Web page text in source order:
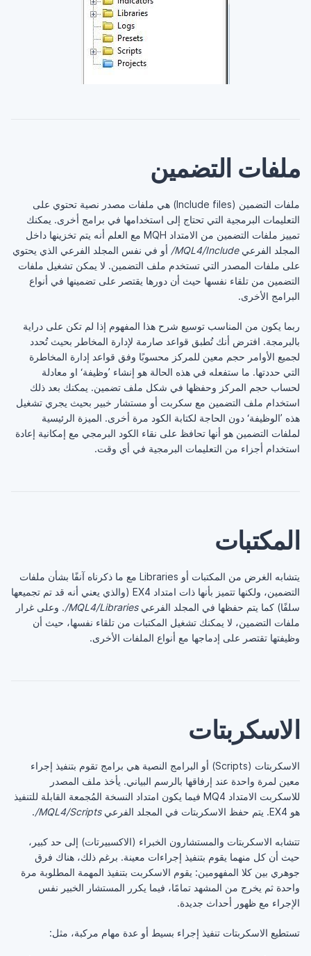
ملفات التضمين
ملفات التضمين (Include files) هي ملفات مصدر نصية تحتوي على
التعليمات البرمجية التي تحتاج إلى استخدامها في برامج أخرى. يمكنك
تمييز ملفات التضمين من الامتداد MQH مع العلم أنه يتم تخزينها داخل
المجلد الفرعيMQL4/Include/ أو في نفس المجلد الفرعي الذي يحتوي
على ملفات المصدر التي تستخدم ملف التضمين. لا يمكن تشغيل ملفات
التضمين من تلقاء نفسها حيث أن دورها يقتصر على تضمينها في أنواع
البرامج الأخرى.
ربما يكون من المناسب توسيع شرح هذا المفهوم إذا لم تكن على دراية
بالبرمجة. افترض أنك تُطبق قواعد صارمة لإدارة المخاطر بحيث تُحدد
لجميع الأوامر حجم معين للمركز محسوبًا وفق قواعد إدارة المخاطرة
التي حددتها. ما ستفعله في هذه الحالة هو إنشاء ’وظيفة‘ او معادلة
لحساب حجم المركز وحفظها في شكل ملف تضمين. يمكنك بعد ذلك
استخدام ملف التضمين مع سكربت أو مستشار خبير بحيث يجري تشغيل
هذه ’الوظيفة‘ دون الحاجة لكتابة الكود مرة أخرى. الميزة الرئيسية
لملفات التضمين هو أنها تحافظ على نقاء الكود البرمجي مع إمكانية إعادة
استخدام أجزاء من التعليمات البرمجية في أي وقت.
المكتبات
يتشابه الغرض من المكتبات أو Libraries مع ما ذكرناه آنفًا بشأن ملفات
التضمين، ولكنها تتميز بأنها ذات امتداد EX4 (والذي يعني أنه قد تم تجميعها
سلفًا) كما يتم حفظها في المجلد الفرعيMQL4/Libraries/ . وعلى غرار
ملفات التضمين، لا يمكنك تشغيل المكتبات من تلقاء نفسها، حيث أن
وظيفتها تقتصر على إدماجها مع أنواع الملفات الأخرى.
الاسكربتات
الاسكربتات (Scripts) أو البرامج النصية هي برامج تقوم بتنفيذ إجراء
معين لمرة واحدة عند إرفاقها بالرسم البياني. يأخذ ملف المصدر
للاسكربت الامتداد MQ4 فيما يكون امتداد النسخة المُجمعة القابلة للتنفيذ
هو EX4. يتم حفظ الاسكربتات في المجلد الفرعي
MQL4/Scripts/
.
تتشابه الاسكربتات والمستشارون الخبراء (الاكسبيرتات) إلى حد كبير،
حيث أن كل منهما يقوم بتنفيذ إجراءات معينة. برغم ذلك، هناك فرق
جوهري بين كلا المفهومين: يقوم الاسكربت بتنفيذ المهمة المطلوبة مرة
واحدة ثم يخرج من المشهد تمامًا، فيما يكرر المستشار الخبير نفس
الإجراء مع ظهور أحداث جديدة.
تستطيع الاسكربتات تنفيذ إجراء بسيط أو عدة مهام مركبة، مثل: